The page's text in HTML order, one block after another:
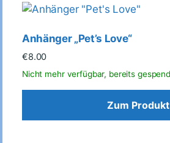
Anhänger „Pet’s Love“
€8.00
Zum Produkt